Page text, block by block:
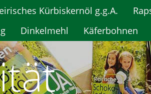
Kürbiskernöl g.g.A.
Dinkelmehl Käferbohnen